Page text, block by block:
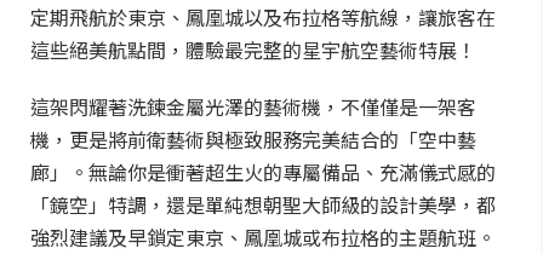
定期飛航於東京、鳳凰城以及布拉格等航線，讓旅客在
這些絕美航點間，體驗最完整的星宇航空藝術特展！
這架閃耀著洗鍊金屬光澤的藝術機，不僅僅是一架客
機，更是將前衛藝術與極致服務完美結合的「空中藝
廊」。無論你是衝著超生火的專屬備品、充滿儀式感的
「鏡空」特調，還是單純想朝聖大師級的設計美學，都
強烈建議及早鎖定東京、鳳凰城或布拉格的主題航班。